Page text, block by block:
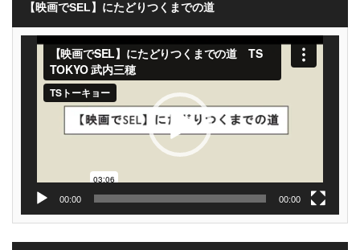
【映画でSEL】にたどりつくまでの道
00:00 00:00